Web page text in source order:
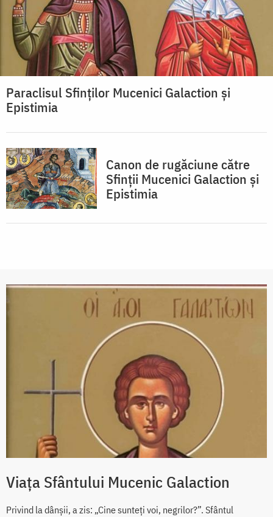
Paraclisul Sfinţilor Mucenici Galaction şi
Epistimia
Canon de rugăciune către
Sfinţii Mucenici Galaction şi
Epistimia
Viața Sfântului Mucenic Galaction
Privind la dânșii, a zis: „Cine sunteți voi, negrilor?”. Sfântul